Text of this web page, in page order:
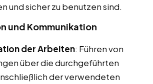
und sicher zu benutzen sind.
und Kommunikation
der Arbeiten: Führen von
über die durchgeführten
der verwendeten